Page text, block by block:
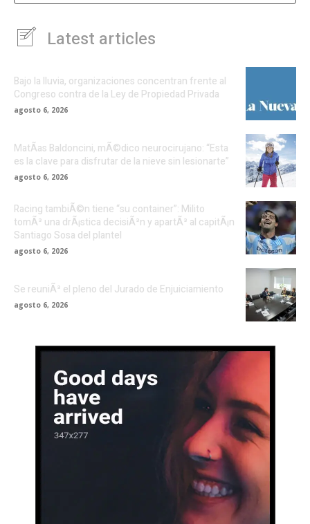
Latest articles
Bajo la lluvia, organizaciones concentran frente al
Congreso contra de la Ley de Propiedad Privada
agosto 6, 2026
MatÃ­as Baldoncini, mÃ©dico neurocirujano: “Esta
es la clave para disfrutar de la nieve sin lesionarte”
agosto 6, 2026
Racing tambiÃ©n tiene “su container”: Milito
tomÃ³ una drÃ¡stica decisiÃ³n y apartÃ³ al capitÃ¡n
Santiago Sosa del plantel
agosto 6, 2026
Se reuniÃ³ el pleno del Jurado de Enjuiciamiento
agosto 6, 2026